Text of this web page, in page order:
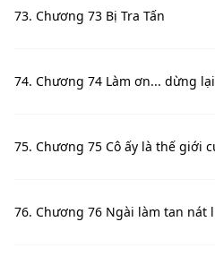
73. Chương 73 Bị Tra Tấn
74. Chương 74 Làm ơn... dừng
75. Chương 75 Cô ấy là thế giới
76. Chương 76 Ngài làm tan nát